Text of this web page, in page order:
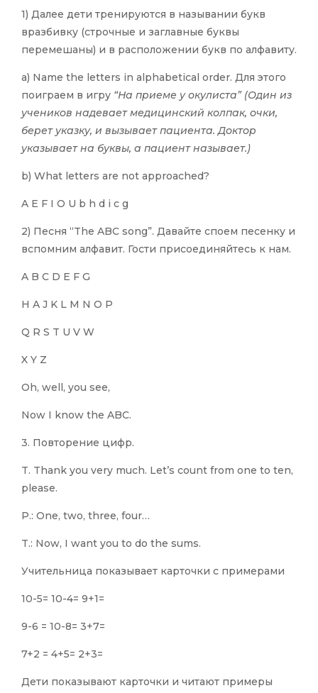
1) Далее дети тренируются в назывании букв
вразбивку (строчные и заглавные буквы
перемешаны) и в расположении букв по алфавиту.
a) Name the letters in alphabetical order. Для этого
поиграем в игру “На приеме у окулиста” (Один из
учеников надевает медицинский колпак, очки,
берет указку, и вызывает пациента. Доктор
указывает на буквы, а пациент называет.)
b) What letters are not approached?
A E F I O U b h d i c g
2) Песня “The ABC song”. Давайте споем песенку и
вспомним алфавит. Гости присоединяйтесь к нам.
A B C D E F G
H A J K L M N O P
Q R S T U V W
X Y Z
Oh, well, you see,
Now I know the ABC.
3. Повторение цифр.
T. Thank you very much. Let’s count from one to ten,
please.
P.: One, two, three, four…
T.: Now, I want you to do the sums.
Учительница показывает карточки с примерами
10-5= 10-4= 9+1=
9-6 = 10-8= 3+7=
7+2 = 4+5= 2+3=
Дети показывают карточки и читают примеры